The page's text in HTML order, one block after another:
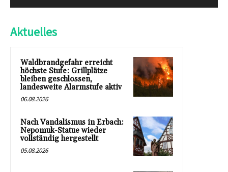
Aktuelles
Waldbrandgefahr erreicht
höchste Stufe: Grillplätze
bleiben geschlossen,
landesweite Alarmstufe aktiv
06.08.2026
Nach Vandalismus in Erbach:
Nepomuk-Statue wieder
vollständig hergestellt
05.08.2026